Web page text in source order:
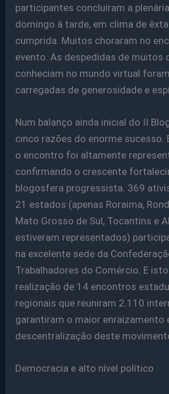
participantes concluíram a
domingo à tarde, em clima de
cumprida. Muitos choraram no
evento. As despedidas de muitos
conheciam no mundo virtual
carregadas de generosidade e
Num balanço ainda inicial do II
cinco razões do enorme sucesso.
o encontro foi altamente
confirmando o crescente
blogosfera progressista. 369
21 estados (apenas Roraima,
Mato Grosso de Sul, Tocantins e
estiveram representados)
na excelente sede da
Trabalhadores do Comércio. E
realização de 14 encontros
regionais que reuniram 2.110
garantiram o maior enraizamento
descentralização deste
Democracia e alto nível político